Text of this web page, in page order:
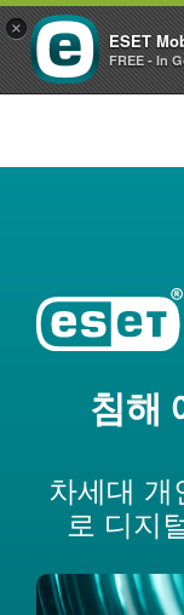
침해
차세대 개
로 디지
×
ESET
FREE - In